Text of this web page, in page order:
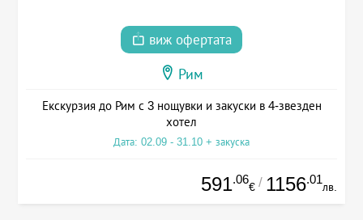
виж офертата
Рим
Екскурзия до Рим с 3 нощувки и закуски в 4-звезден
хотел
Дата: 02.09 - 31.10 + закуска
591.06
€ / 1156.01
лв.